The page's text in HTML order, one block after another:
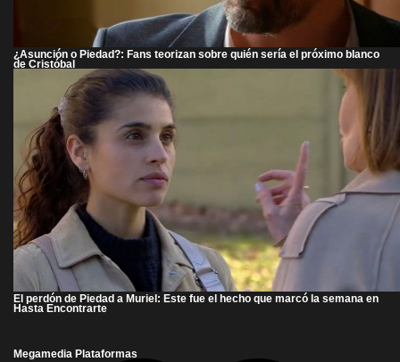
¿Asunción o Piedad?: Fans teorizan sobre quién sería el próximo blanco
de Cristóbal
El perdón de Piedad a Muriel: Este fue el hecho que marcó la semana en
Hasta Encontrarte
Megamedia Plataformas